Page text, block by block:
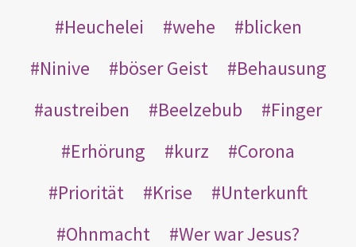
Heuchelei wehe
blicken
Ninive
böser Geist
Behausung
austreiben
Beelzebub
Finger
Erhörung
kurz
Corona
Priorität
Krise
Unterkunft
Ohnmacht
Wer war Jesus?